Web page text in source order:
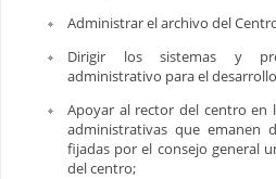
Administrar el archivo del
Dirigir los sistemas y
administrativo para el
Apoyar al rector del centro en
administrativas que emanen
fijadas por el consejo general
del centro;